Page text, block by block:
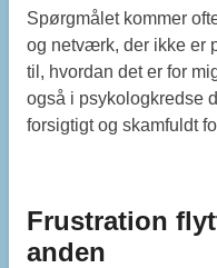
Spørgmålet kommer
og netværk, der ikke er
til, hvordan det er for
også i psykologkredse
forsigtigt og skamfuldt
Frustration
anden